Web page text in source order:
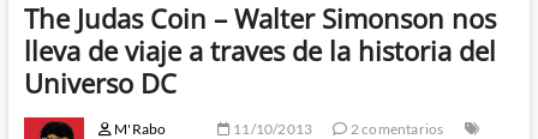
The Judas Coin – Walter Simonson nos
lleva de viaje a traves de la historia del
Universo DC
M'Rabo
11/10/2013
2 comentarios